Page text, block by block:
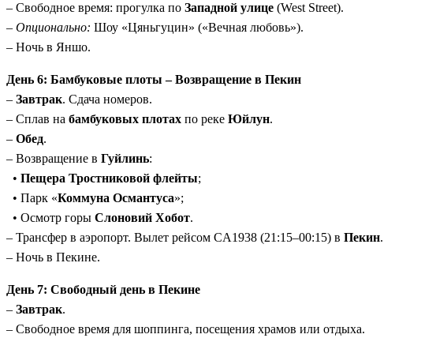
– Свободное время: прогулка по Западной улице (West Street).
– Опционально: Шоу «Цяньгуцин» («Вечная любовь»).
– Ночь в Яншо.
День 6: Бамбуковые плоты – Возвращение в Пекин
– Завтрак. Сдача номеров.
– Сплав на бамбуковых плотах по реке Юйлун.
– Обед.
– Возвращение в Гуйлинь:
• Пещера Тростниковой флейты;
• Парк «Коммуна Османтуса»;
• Осмотр горы Слоновий Хобот.
– Трансфер в аэропорт. Вылет рейсом CA1938 (21:15–00:15) в Пекин.
– Ночь в Пекине.
День 7: Свободный день в Пекине
– Завтрак.
– Свободное время для шоппинга, посещения храмов или отдыха.